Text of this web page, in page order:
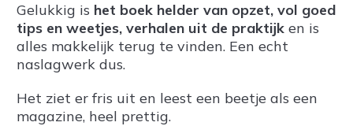
Gelukkig is het boek helder van opzet, vol goed
tips en weetjes, verhalen uit de praktijk en is
alles makkelijk terug te vinden. Een echt
naslagwerk dus.
Het ziet er fris uit en leest een beetje als een
magazine, heel prettig.